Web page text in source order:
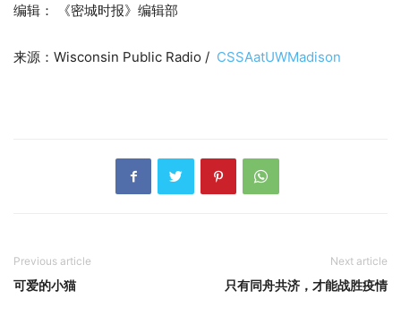
编辑： 《密城时报》编辑部
来源：Wisconsin Public Radio / CSSAatUWMadison
Previous article
可爱的小猫
Next article
只有同舟共济，才能战胜疫情